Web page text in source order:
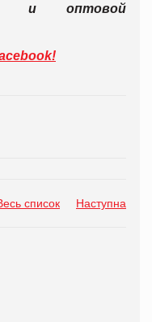
и оптовой
список Наступна